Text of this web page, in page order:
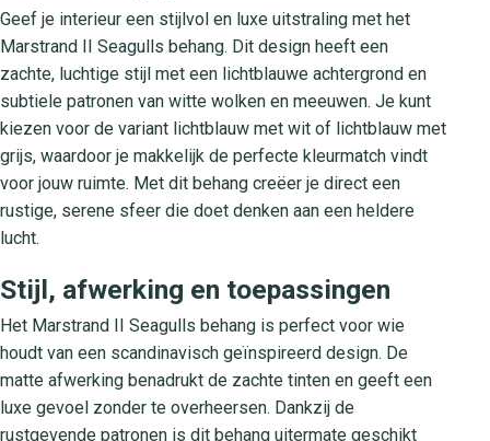
Geef je interieur een stijlvol en luxe uitstraling met het
Marstrand II Seagulls behang. Dit design heeft een
zachte, luchtige stijl met een lichtblauwe achtergrond en
subtiele patronen van witte wolken en meeuwen. Je kunt
kiezen voor de variant lichtblauw met wit of lichtblauw met
grijs, waardoor je makkelijk de perfecte kleurmatch vindt
voor jouw ruimte. Met dit behang creëer je direct een
rustige, serene sfeer die doet denken aan een heldere
lucht.
Stijl, afwerking en toepassingen
Het Marstrand II Seagulls behang is perfect voor wie
houdt van een scandinavisch geïnspireerd design. De
matte afwerking benadrukt de zachte tinten en geeft een
luxe gevoel zonder te overheersen. Dankzij de
rustgevende patronen is dit behang uitermate geschikt